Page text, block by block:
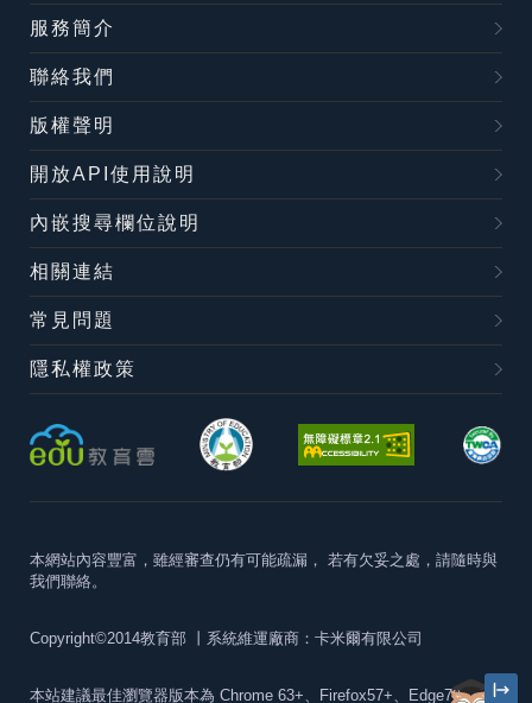
服務簡介
聯絡我們
版權聲明
開放API使用說明
內嵌搜尋欄位說明
相關連結
常見問題
隱私權政策
本網站內容豐富，雖經審查仍有可能疏漏， 若有欠妥之處，請隨時與
我們聯絡。
Copyright©2014教育部 丨系統維運廠商：卡米爾有限公司
本站建議最佳瀏覽器版本為 Chrome 63+、Firefox57+、Edge79+及